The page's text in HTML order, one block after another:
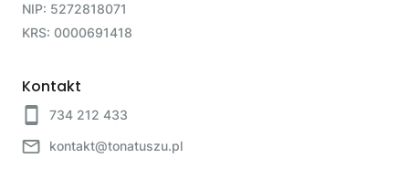
NIP: 5272818071
KRS: 0000691418
Kontakt
734 212 433
kontakt@tonatuszu.pl